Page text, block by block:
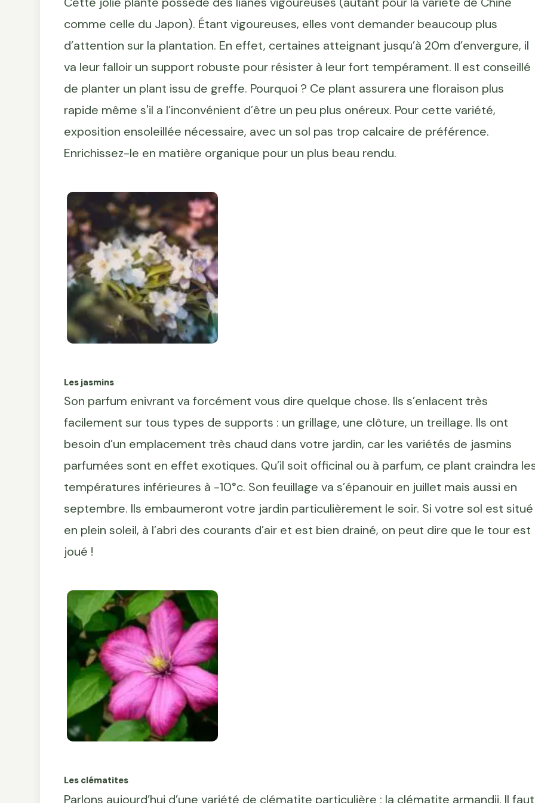
comme celle du Japon). Étant vigoureuses, elles vont demander beaucoup plus
d’attention sur la plantation. En effet, certaines atteignant jusqu’à 20m d’envergure, il
va leur falloir un support robuste pour résister à leur fort tempérament. Il est conseillé
de planter un plant issu de greffe. Pourquoi ? Ce plant assurera une floraison plus
rapide même s'il a l’inconvénient d’être un peu plus onéreux. Pour cette variété,
exposition ensoleillée nécessaire, avec un sol pas trop calcaire de préférence.
Enrichissez-le en matière organique pour un plus beau rendu.
Les jasmins
Son parfum enivrant va forcément vous dire quelque chose. Ils s’enlacent très
facilement sur tous types de supports : un grillage, une clôture, un treillage. Ils ont
besoin d’un emplacement très chaud dans votre jardin, car les variétés de jasmins
parfumées sont en effet exotiques. Qu’il soit officinal ou à parfum, ce plant craindra
températures inférieures à -10°c. Son feuillage va s’épanouir en juillet mais aussi en
septembre. Ils embaumeront votre jardin particulièrement le soir. Si votre sol est situé
en plein soleil, à l’abri des courants d’air et est bien drainé, on peut dire que le tour est
joué !
Les clématites
Parlons aujourd’hui d’une variété de clématite particulière : la clématite armandii. Il faut